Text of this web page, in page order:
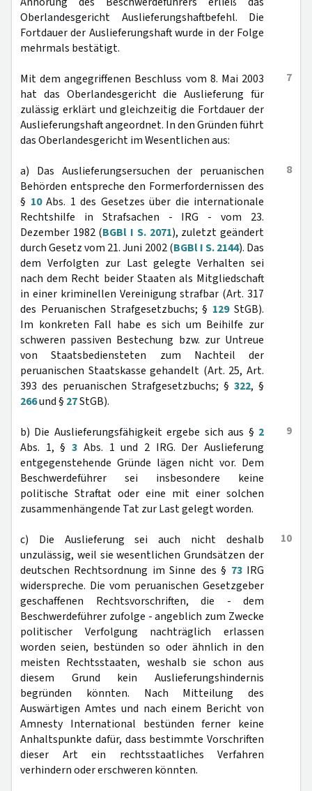
Oberlandesgericht Auslieferungshaftbefehl. Die
Fortdauer der Auslieferungshaft wurde in der Folge
mehrmals bestätigt.
7
Mit dem angegriffenen Beschluss vom 8. Mai 2003
hat das Oberlandesgericht die Auslieferung für
zulässig erklärt und gleichzeitig die Fortdauer der
Auslieferungshaft angeordnet. In den Gründen führt
das Oberlandesgericht im Wesentlichen aus:
8
a) Das Auslieferungsersuchen der peruanischen
Behörden entspreche den Formerfordernissen des
§ 10Abs. 1 des Gesetzes über die internationale
Rechtshilfe in Strafsachen - IRG - vom 23.
Dezember 1982 (BGBl I S. 2071), zuletzt geändert
durch Gesetz vom 21. Juni 2002 (BGBl I S. 2144). Das
dem Verfolgten zur Last gelegte Verhalten sei
nach dem Recht beider Staaten als Mitgliedschaft
in einer kriminellen Vereinigung strafbar (Art. 317
des Peruanischen Strafgesetzbuchs; § 129StGB).
Im konkreten Fall habe es sich um Beihilfe zur
schweren passiven Bestechung bzw. zur Untreue
von Staatsbediensteten zum Nachteil der
peruanischen Staatskasse gehandelt (Art. 25, Art.
393 des peruanischen Strafgesetzbuchs; § 322, §
266und § 27StGB).
9
b) Die Auslieferungsfähigkeit ergebe sich aus § 2
Abs. 1, §3 Abs. 1 und 2 IRG. Der Auslieferung
entgegenstehende Gründe lägen nicht vor. Dem
Beschwerdeführer sei insbesondere keine
politische Straftat oder eine mit einer solchen
zusammenhängende Tat zur Last gelegt worden.
10
c) Die Auslieferung sei auch nicht deshalb
unzulässig, weil sie wesentlichen Grundsätzen der
deutschen Rechtsordnung im Sinne des § 73IRG
widerspreche. Die vom peruanischen Gesetzgeber
geschaffenen Rechtsvorschriften, die - dem
Beschwerdeführer zufolge - angeblich zum Zwecke
politischer Verfolgung nachträglich erlassen
worden seien, bestünden so oder ähnlich in den
meisten Rechtsstaaten, weshalb sie schon aus
diesem Grund kein Auslieferungshindernis
begründen könnten. Nach Mitteilung des
Auswärtigen Amtes und nach einem Bericht von
Amnesty International bestünden ferner keine
Anhaltspunkte dafür, dass bestimmte Vorschriften
dieser Art ein rechtsstaatliches Verfahren
verhindern oder erschweren könnten.